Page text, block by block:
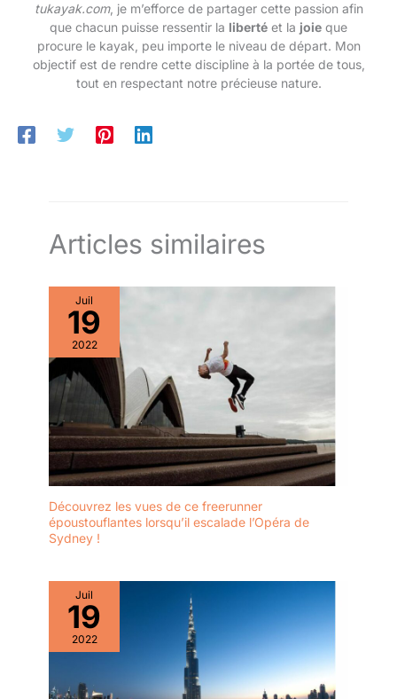
tukayak.com, je m’efforce de partager cette passion afin
que chacun puisse ressentir la liberté et la joie que
procure le kayak, peu importe le niveau de départ. Mon
objectif est de rendre cette discipline à la portée de tous,
tout en respectant notre précieuse nature.
Articles similaires
Juil
19
2022
Découvrez les vues de ce freerunner
époustouflantes lorsqu’il escalade l’Opéra de
Sydney !
Juil
19
2022